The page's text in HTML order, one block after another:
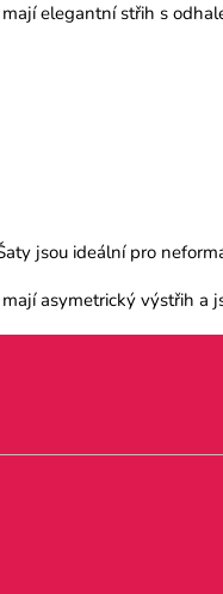
elegantní střih s
jsou ideální pro
asymetrický výstřih a